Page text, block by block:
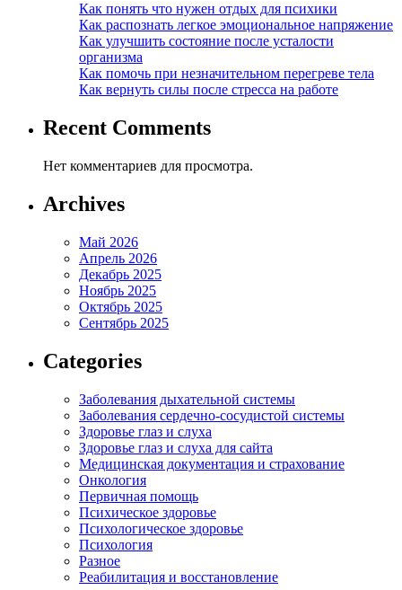
Как понять что нужен отдых для психики
Как распознать легкое эмоциональное напряжение
Как улучшить состояние после усталости
организма
Как помочь при незначительном перегреве тела
Как вернуть силы после стресса на работе
Recent Comments
Нет комментариев для просмотра.
Archives
Май 2026
Апрель 2026
Декабрь 2025
Ноябрь 2025
Октябрь 2025
Сентябрь 2025
Categories
Заболевания дыхательной системы
Заболевания сердечно-сосудистой системы
Здоровье глаз и слуха
Здоровье глаз и слуха для сайта
Медицинская документация и страхование
Онкология
Первичная помощь
Психическое здоровье
Психологическое здоровье
Психология
Разное
Реабилитация и восстановление